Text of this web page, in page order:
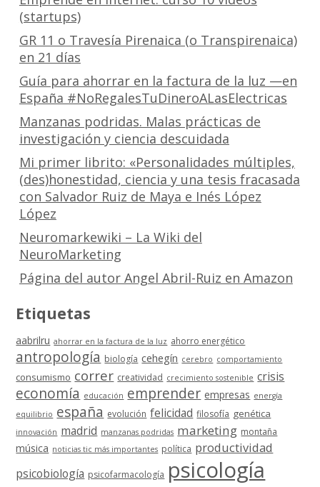
(startups)
GR 11 o Travesía Pirenaica (o Transpirenaica)
en 21 días
Guía para ahorrar en la factura de la luz —en
España #NoRegalesTuDineroALasElectricas
Manzanas podridas. Malas prácticas de
investigación y ciencia descuidada
Mi primer librito: «Personalidades múltiples,
(des)honestidad, ciencia y una tesis fracasada
con Salvador Ruiz de Maya e Inés López
López
Neuromarkewiki – La Wiki del
NeuroMarketing
Página del autor Angel Abril-Ruiz en Amazon
Etiquetas
aabrilru ahorrar en la factura de la luz ahorro energético
antropología biología cehegín cerebro comportamiento
consumismo correr creatividad crecimiento sostenible crisis
economía educación emprender empresas energía
equilibrio españa evolución felicidad filosofía genética
innovación madrid manzanas podridas marketing montaña
música noticias tic más importantes política productividad
psicobiología psicofarmacología psicología